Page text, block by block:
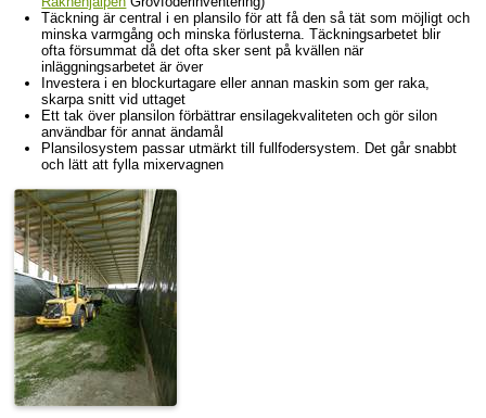
Täckning är central i en plansilo för att få den så tät som möjligt och
minska varmgång och minska förlusterna. Täckningsarbetet blir
ofta försummat då det ofta sker sent på kvällen när
inläggningsarbetet är över
Investera i en blockurtagare eller annan maskin som ger raka,
skarpa snitt vid uttaget
Ett tak över plansilon förbättrar ensilagekvaliteten och gör silon
användbar för annat ändamål
Plansilosystem passar utmärkt till fullfodersystem. Det går snabbt
och lätt att fylla mixervagnen